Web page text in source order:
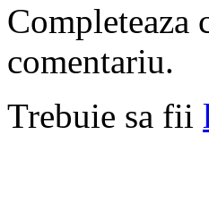
Completeaza
comentariu.
Trebuie sa fii